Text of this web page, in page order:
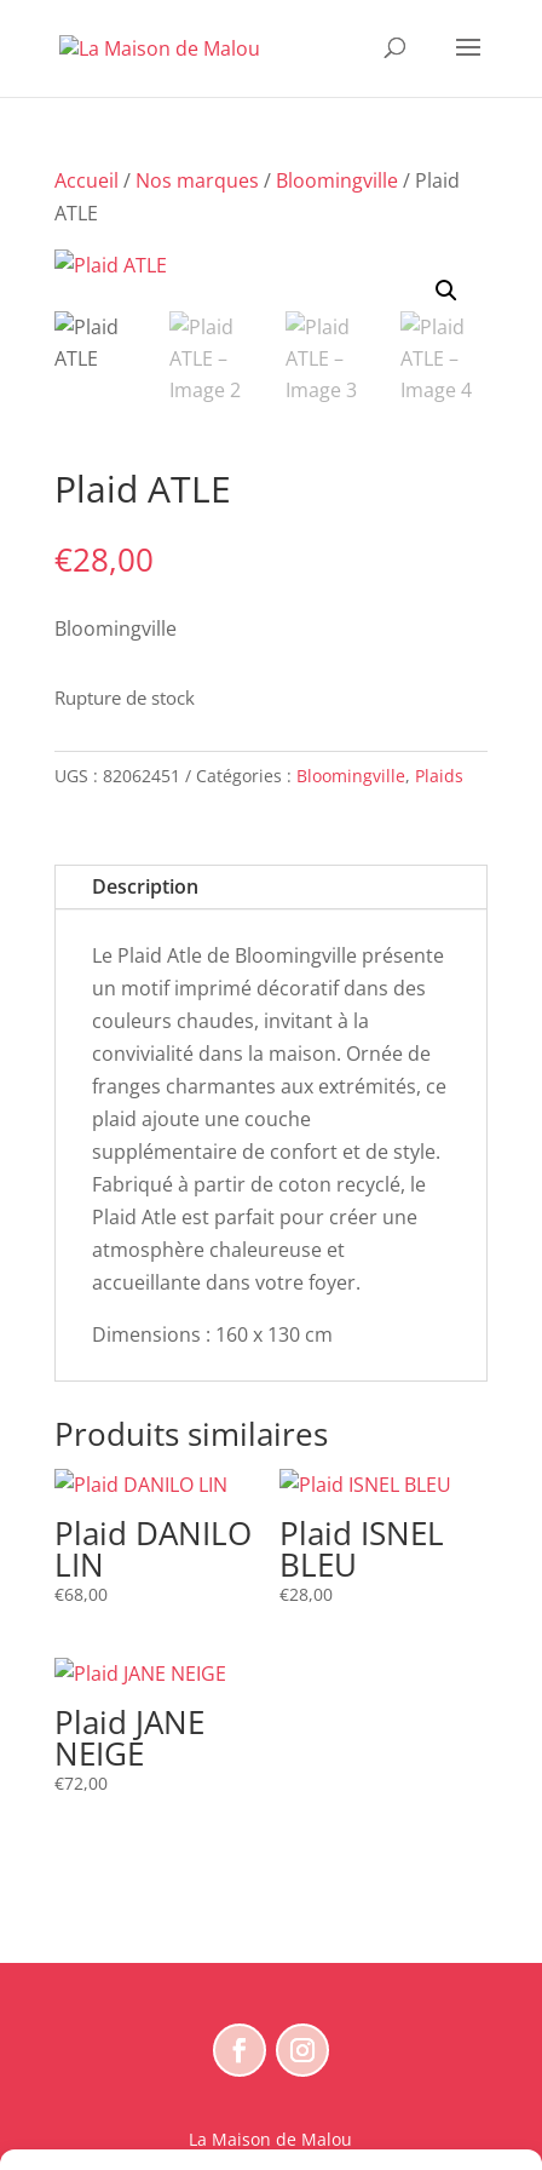
Accueil / Nos marques / Bloomingville/ Plaid
ATLE
Plaid ATLE
€28,00
Bloomingville
Rupture de stock
UGS : 82062451 Catégories : Bloomingville, Plaids
Description
Le Plaid Atle de Bloomingville présente
un motif imprimé décoratif dans des
couleurs chaudes, invitant à la
convivialité dans la maison. Ornée de
franges charmantes aux extrémités, ce
plaid ajoute une couche
supplémentaire de confort et de style.
Fabriqué à partir de coton recyclé, le
Plaid Atle est parfait pour créer une
atmosphère chaleureuse et
accueillante dans votre foyer.
Dimensions : 160 x 130 cm
Produits similaires
Plaid DANILO
LIN
€68,00
Plaid ISNEL
BLEU
€28,00
Plaid JANE
NEIGE
€72,00
La Maison de Malou